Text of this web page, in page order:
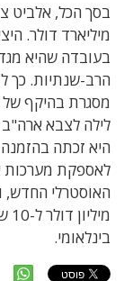
מיליארד דולר.
בעובדה שהיא
לאספקת מערכות
בינלאומי.